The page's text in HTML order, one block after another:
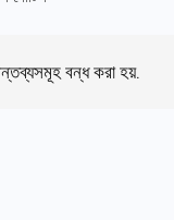
বন্ধ করা হয়.